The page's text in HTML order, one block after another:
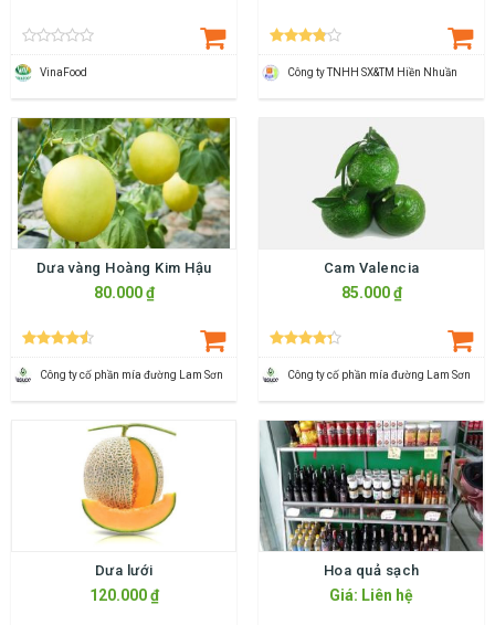
VinaFood Công ty TNHH SX&TM Hiền Nhuần
Dưa vàng Hoàng Kim Hậu
80.000 ₫
Công ty cố phần mía đường Lam Sơn
Cam Valencia
85.000 ₫
Công ty cố phần mía đường Lam Sơn
Dưa lưới
120.000 ₫
Hoa quả sạch
Giá: Liên hệ